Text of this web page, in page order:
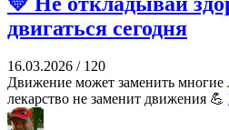
двигаться сегодня
16.03.2026 / 120
Движение может заменить многие
лекарство не заменит движения 💪